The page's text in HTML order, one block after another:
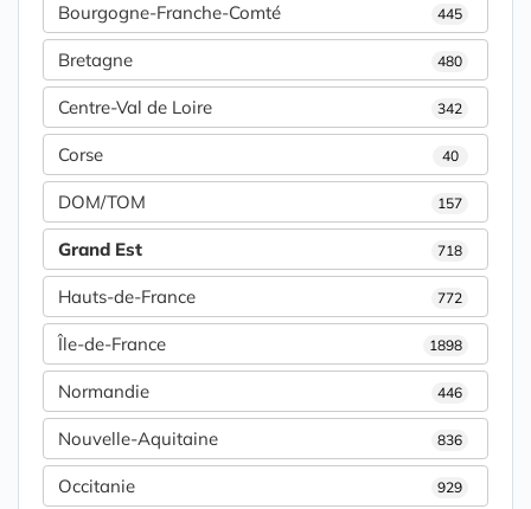
Bourgogne-Franche-Comté 445
Bretagne 480
Centre-Val de Loire 342
Corse 40
DOM/TOM 157
Grand Est 718
Hauts-de-France 772
Île-de-France 1898
Normandie 446
Nouvelle-Aquitaine 836
Occitanie 929